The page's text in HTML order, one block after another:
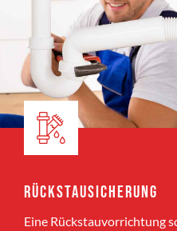
Rückstausicherung
Eine Rückstauvorrichtung